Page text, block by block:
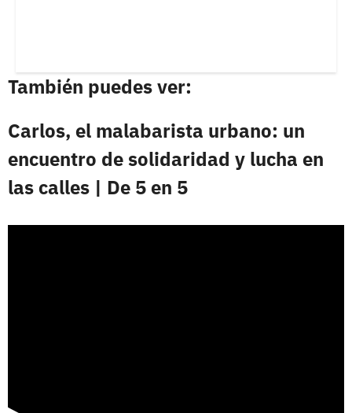
También puedes ver:
Carlos, el malabarista urbano: un
encuentro de solidaridad y lucha en
las calles | De 5 en 5